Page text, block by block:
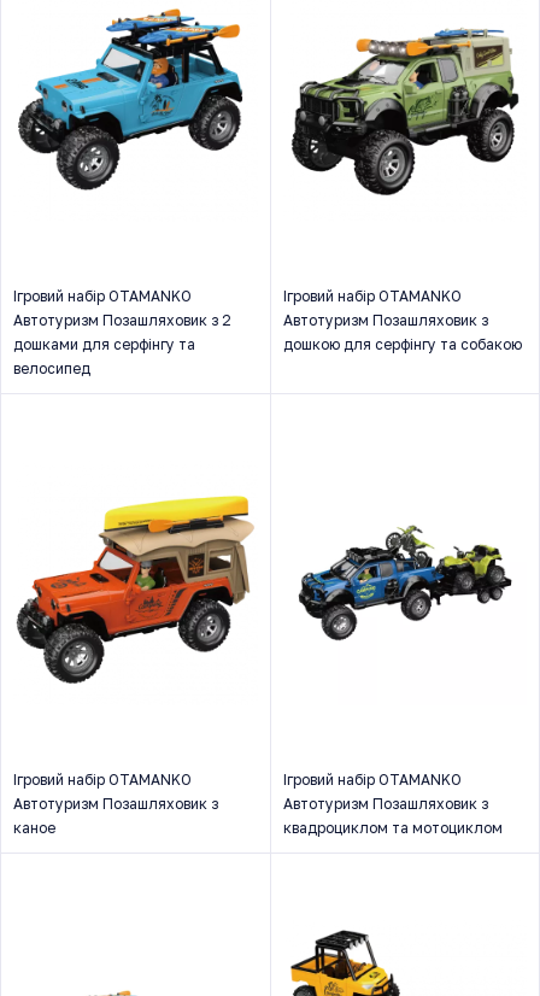
Ігровий набір OTAMANKO
Автотуризм Позашляховик з 2
дошками для серфінгу та
велосипед
Ігровий набір OTAMANKO
Автотуризм Позашляховик з
дошкою для серфінгу та собакою
Ігровий набір OTAMANKO
Автотуризм Позашляховик з
каное
Ігровий набір OTAMANKO
Автотуризм Позашляховик з
квадроциклом та мотоциклом